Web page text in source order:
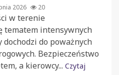
2026 20
w terenie
tematem intensywnych
dochodzi do poważnych
Bezpieczeństwo
a kierowcy... Czytaj